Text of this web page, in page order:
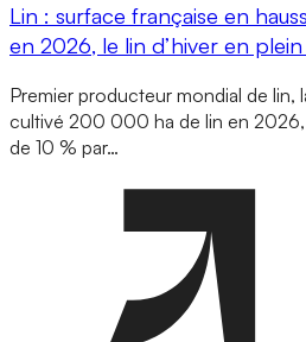
Lin : surface française en
en 2026, le lin d’hiver en
Premier producteur mondial de lin,
cultivé 200 000 ha de lin en
de 10 % par…